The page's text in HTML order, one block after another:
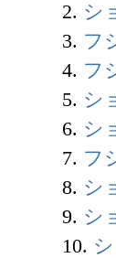
2. シ
3. フ
4. フ
5. シ
6. シ
7. フ
8. シ
9. シ
10.